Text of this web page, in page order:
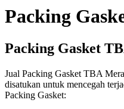
Packing
Packing Gasket
Jual Packing Gasket TBA
disatukan untuk mencegah
Packing Gasket: